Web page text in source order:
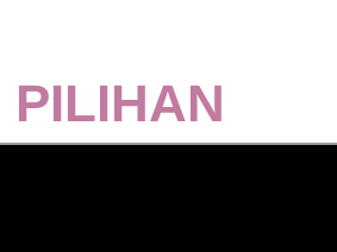
PILIHAN